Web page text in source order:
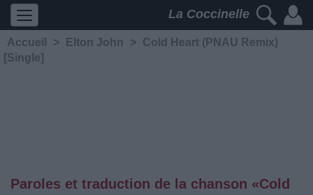
La Coccinelle
Accueil > Elton John >
Cold Heart (PNAU Remix)
[Single]
Paroles et traduction de la chanson «Cold